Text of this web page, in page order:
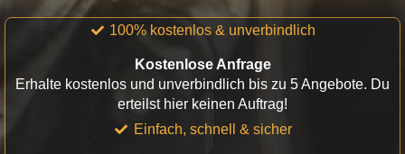
100% kostenlos & unverbindlich
Kostenlose Anfrage
Erhalte kostenlos und unverbindlich bis zu 5 Angebote. Du
erteilst hier keinen Auftrag!
Einfach, schnell & sicher